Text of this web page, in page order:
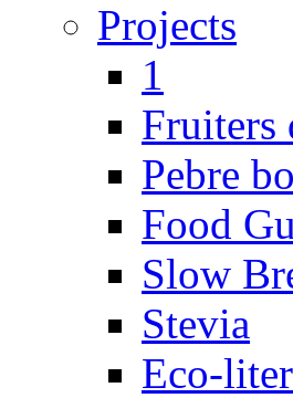
Projects
1
Fruiters
Pebre
Food
Slow
Stevia
Eco-